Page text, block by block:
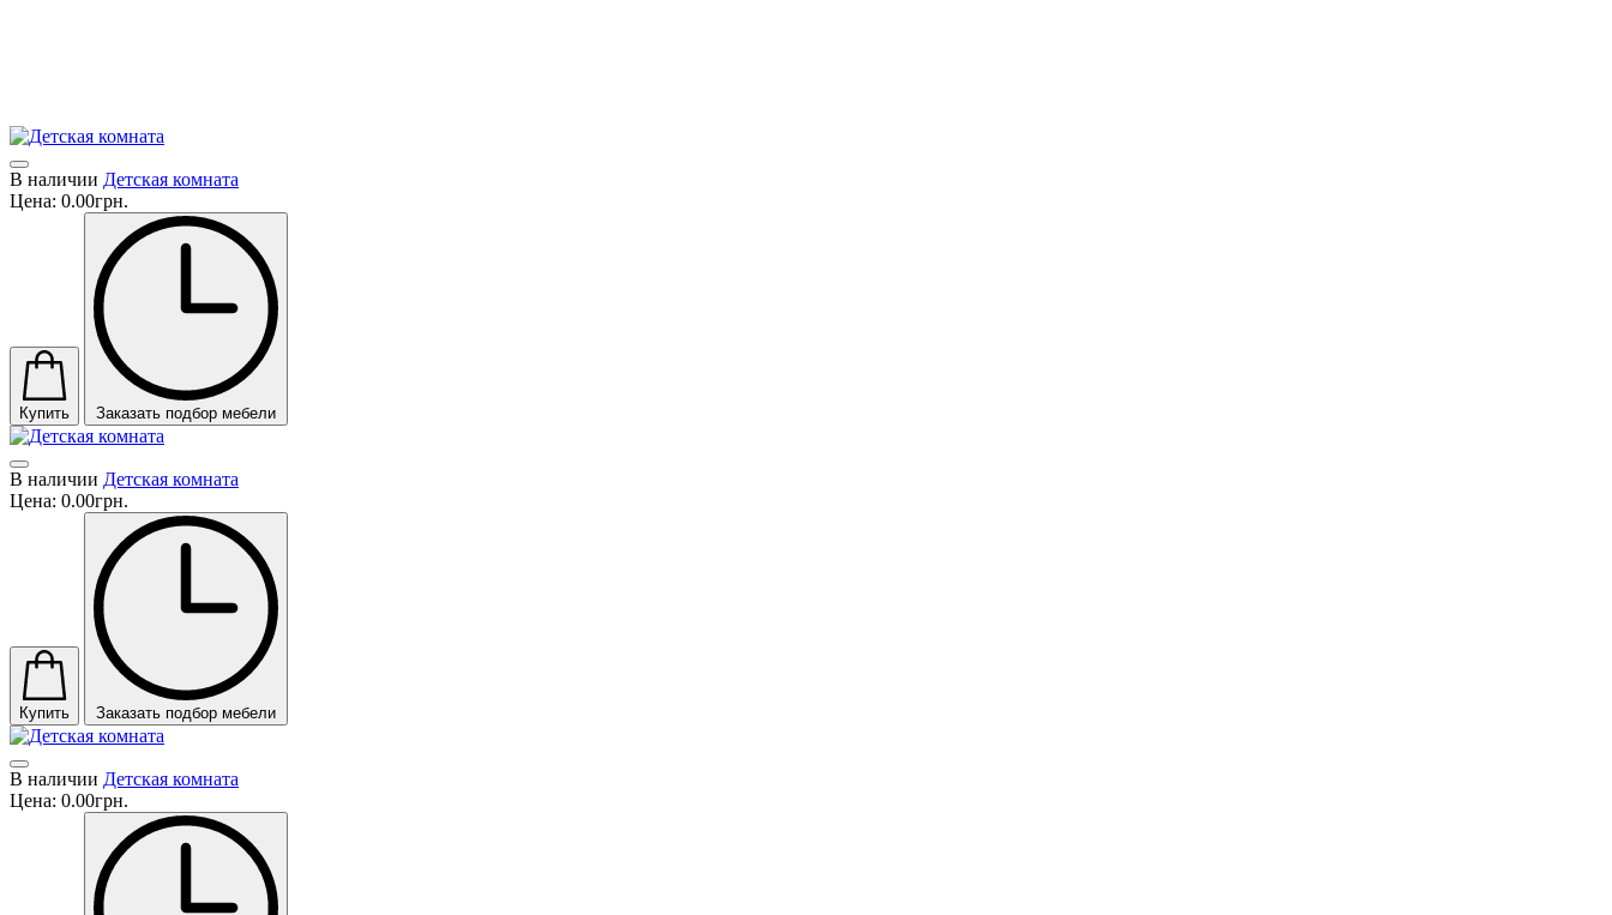
В наличии Детская комната
Цена: 0.00грн.
Купить Заказать подбор мебели
В наличии Детская комната
Цена: 0.00грн.
Купить Заказать подбор мебели
В наличии Детская комната
Цена: 0.00грн.